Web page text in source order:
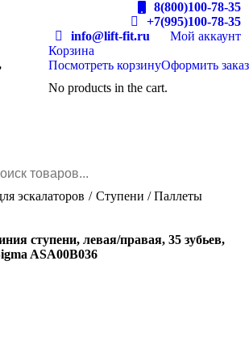
8(800)100-78-35
+7(995)100-78-35
info@lift-fit.ru
Мой аккаунт
Корзина
Посмотреть корзинуОформить заказ
No products in the cart.
эскалаторов
Ступени / Паллеты
ступени, левая/правая, 35 зубьев,
ASA00B036